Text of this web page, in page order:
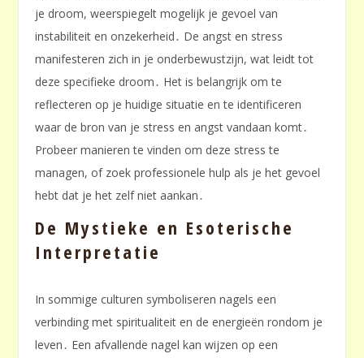
je droom, weerspiegelt mogelijk je gevoel van
instabiliteit en onzekerheid․ De angst en stress
manifesteren zich in je onderbewustzijn, wat leidt tot
deze specifieke droom․ Het is belangrijk om te
reflecteren op je huidige situatie en te identificeren
waar de bron van je stress en angst vandaan komt․
Probeer manieren te vinden om deze stress te
managen, of zoek professionele hulp als je het gevoel
hebt dat je het zelf niet aankan․
De Mystieke en Esoterische
Interpretatie
In sommige culturen symboliseren nagels een
verbinding met spiritualiteit en de energieën rondom je
leven․ Een afvallende nagel kan wijzen op een